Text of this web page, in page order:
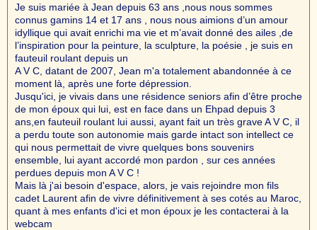
Je suis mariée à Jean depuis 63 ans ,nous nous sommes
connus gamins 14 et 17 ans , nous nous aimions d’un amour
idyllique qui avait enrichi ma vie et m’avait donné des ailes ,de
l’inspiration pour la peinture, la sculpture, la poésie , je suis en
fauteuil roulant depuis un
A V C, datant de 2007, Jean m'a totalement abandonnée à ce
moment là, après une forte dépression.
Jusqu'ici, je vivais dans une résidence seniors afin d’être proche
de mon époux qui lui, est en face dans un Ehpad depuis 3
ans,en fauteuil roulant lui aussi, ayant fait un très grave A V C, il
a perdu toute son autonomie mais garde intact son intellect ce
qui nous permettait de vivre quelques bons souvenirs
ensemble, lui ayant accordé mon pardon , sur ces années
perdues depuis mon A V C !
Mais là j'ai besoin d'espace, alors, je vais rejoindre mon fils
cadet Laurent afin de vivre définitivement à ses cotés au Maroc,
quant à mes enfants d'ici et mon époux je les contacterai à la
webcam